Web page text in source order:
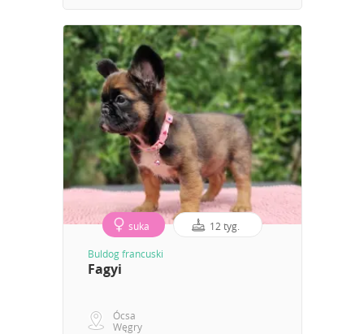
suka 12 tyg.
Buldog francuski
Fagyi
Ócsa
Węgry